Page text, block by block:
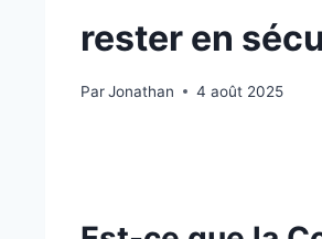
rester en
ParJonathan 4 août 2025